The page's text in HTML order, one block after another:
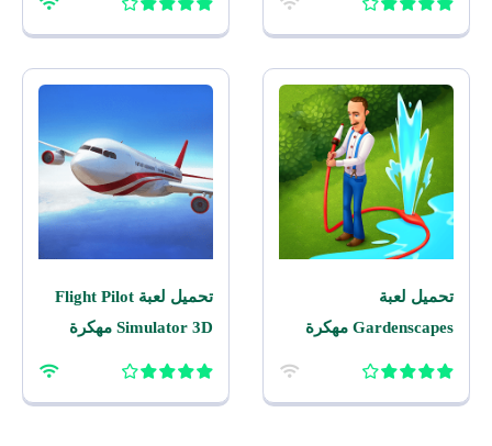
تحميل لعبة
Gardenscapes مهكرة
تحميل لعبة Flight Pilot
Simulator 3D مهكرة